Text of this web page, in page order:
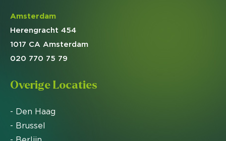
Amsterdam
Herengracht 454
1017 CA Amsterdam
020 770 75 79
Overige Locaties
- Den Haag
- Brussel